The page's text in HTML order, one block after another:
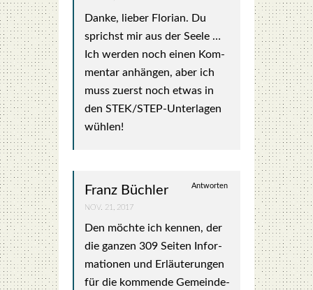
Dan­ke, lie­ber Flo­ri­an. Du
sprichst mir aus der See­le …
Ich wer­den noch einen Kom­
men­tar anhän­gen, aber ich
muss zuerst noch etwas in
den STEK/STEP-Unter­la­gen
wüh­len!
Franz Büchler Antworten
NOV. 21, 2017
Den möch­te ich ken­nen, der
die gan­zen 309 Sei­ten Infor­
ma­tio­nen und Erläu­te­run­gen
für die kom­men­de Gemein­de­